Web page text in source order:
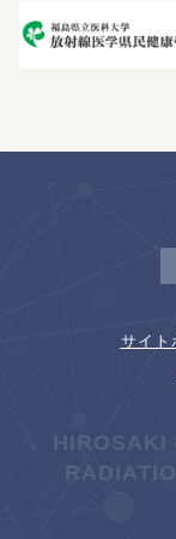
サイト
HIROSAKI